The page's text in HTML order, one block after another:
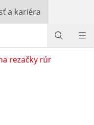
a kariéra
rezačky rúr